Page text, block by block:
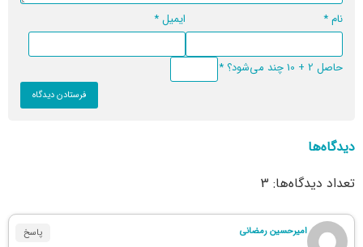
نام* ایمیل*
حاصل 2 + 10 چند می‌شود؟ *
دیدگاه‌ها
تعداد دیدگاه‌ها: 3
امیرحسین رمضانی پاسخ